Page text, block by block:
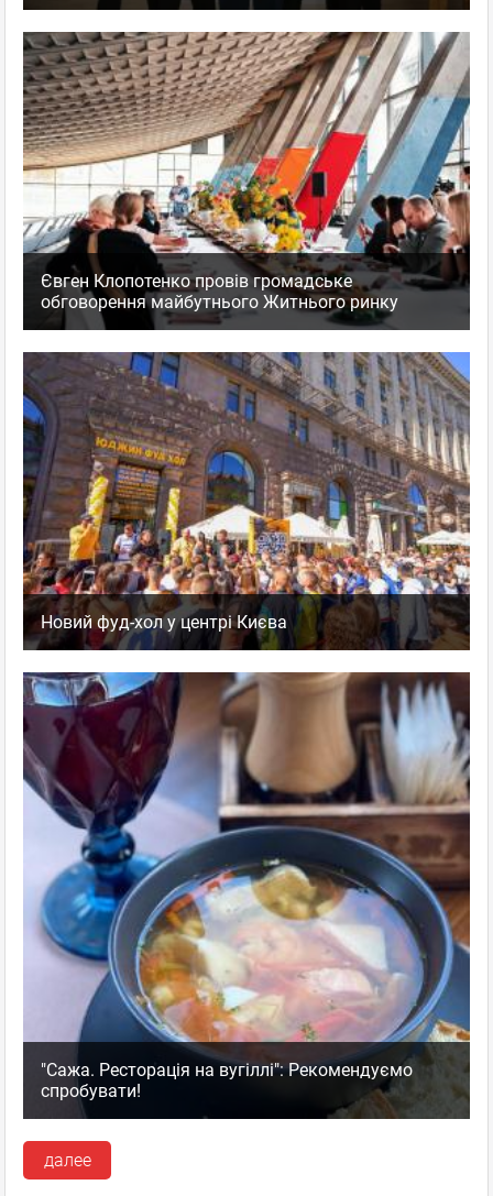
Євген Клопотенко провів громадське
обговорення майбутнього Житнього ринку
Новий фуд-хол у центрі Києва
"Сажа. Ресторація на вугіллі": Рекомендуємо
спробувати!
далее